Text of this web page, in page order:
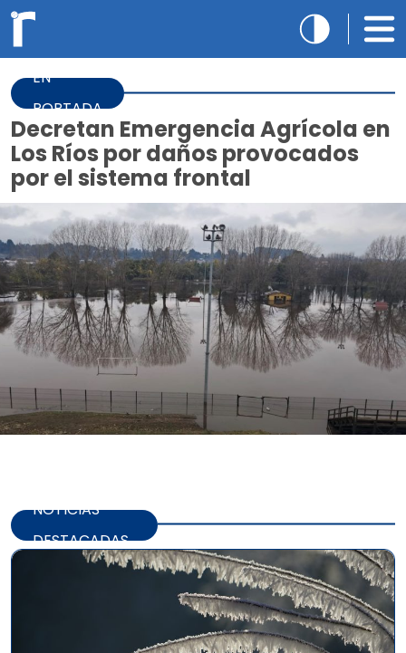
EN
PORTADA
Decretan Emergencia Agrícola en
Los Ríos por daños provocados
por el sistema frontal
NOTICIAS
DESTACADAS